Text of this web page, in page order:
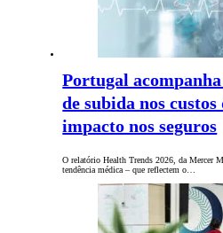
Portugal
de subida nos custos
impacto nos seguros
O relatório Health Trends 2026, da Mercer
tendência médica – que reflectem o…